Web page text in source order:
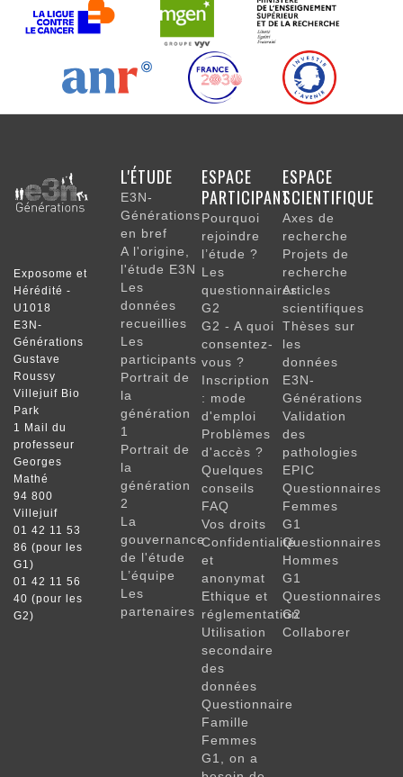
NAVIGATION
PRINCIPALE
L'ÉTUDE
E3N-
Générations
en bref
A l'origine,
l'étude E3N
Les
données
recueillies
Les
participants
Portrait de
la
génération
1
Portrait de
la
génération
2
La
gouvernance
de l'étude
L’équipe
Les
partenaires
ESPACE
PARTICIPANT
Pourquoi
rejoindre
l’étude ?
Les
questionnaires
G2
G2 - A quoi
consentez-
vous ?
Inscription
: mode
d'emploi
Problèmes
d'accès ?
Quelques
conseils
FAQ
Vos droits
Confidentialité
et
anonymat
Ethique et
réglementation
Utilisation
secondaire
des
données
Questionnaire
Famille
Femmes
G1, on a
ESPACE
SCIENTIFIQUE
Axes de
recherche
Projets de
recherche
Articles
scientifiques
Thèses sur
les
données
E3N-
Générations
Validation
des
pathologies
EPIC
Questionnaires
Femmes
G1
Questionnaires
Hommes
G1
Questionnaires
G2
Collaborer
Exposome et
Hérédité -
U1018
E3N-
Générations
Gustave
Roussy
Villejuif Bio
Park
1 Mail du
professeur
Georges
Mathé
94 800
Villejuif
01 42 11 53
86 (pour les
G1)
01 42 11 56
40 (pour les
G2)